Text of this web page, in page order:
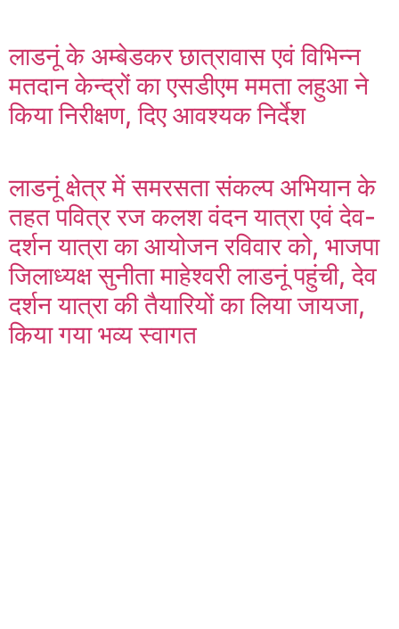
लाडनूं के अम्बेडकर छात्रावास एवं विभिन्न
मतदान केन्द्रों का एसडीएम ममता लहुआ ने
किया निरीक्षण, दिए आवश्यक निर्देश
लाडनूं क्षेत्र में समरसता संकल्प अभियान के
तहत पवित्र रज कलश वंदन यात्रा एवं देव-
दर्शन यात्रा का आयोजन रविवार को, भाजपा
जिलाध्यक्ष सुनीता माहेश्वरी लाडनूं पहुंची, देव
दर्शन यात्रा की तैयारियों का लिया जायजा,
किया गया भव्य स्वागत